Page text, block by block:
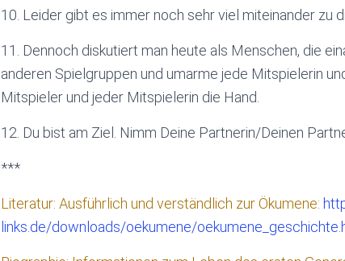
10. Leider gibt es immer noch sehr viel miteinander zu
11. Dennoch diskutiert man heute als Menschen, die
anderen Spielgruppen und umarme jede Mitspielerin
Mitspieler und jeder Mitspielerin die Hand.
12. Du bist am Ziel. Nimm Deine Partnerin/Deinen
***
Literatur: Ausführlich und verständlich zur Ökumene:
links.de/downloads/oekumene/